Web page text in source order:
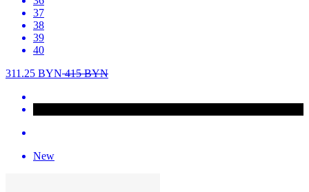
37
38
39
40
311.25 BYN415BYN
New